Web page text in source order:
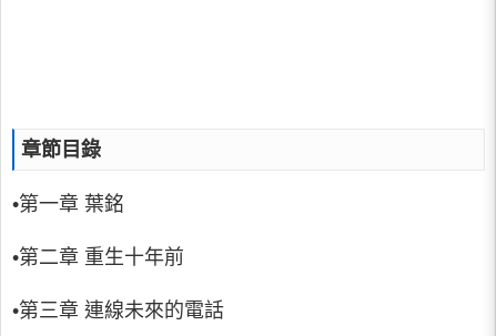
章節目錄
•第一章 葉銘
•第二章 重生十年前
•第三章 連線未來的電話